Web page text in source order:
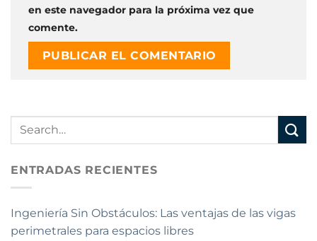
en este navegador para la próxima vez que
comente.
ENTRADAS RECIENTES
Ingeniería Sin Obstáculos: Las ventajas de las vigas
perimetrales para espacios libres